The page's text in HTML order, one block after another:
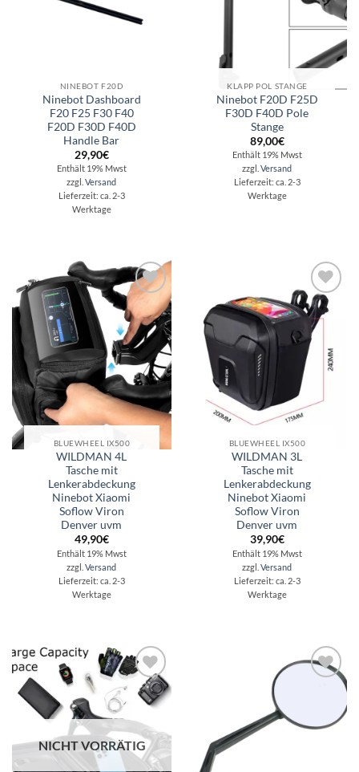
NINEBOT F20D
Ninebot Dashboard
F20 F25 F30 F40
F20D F30D F40D
Handle Bar
29,90€
Enthält 19% Mwst
zzgl.Versand
Lieferzeit: ca. 2-3
Werktage
KLAPP POL STANGE
Ninebot F20D F25D
F30D F40D Pole
Stange
89,00€
Enthält 19% Mwst
zzgl.Versand
Lieferzeit: ca. 2-3
Werktage
Auf die
Wunschliste
BLUEWHEEL IX500
WILDMAN 4L
Tasche mit
Lenkerabdeckung
Ninebot Xiaomi
Soflow Viron
Denver uvm
49,90€
Enthält 19% Mwst
zzgl.Versand
Lieferzeit: ca. 2-3
Werktage
Auf die
Wunschliste
BLUEWHEEL IX500
WILDMAN 3L
Tasche mit
Lenkerabdeckung
Ninebot Xiaomi
Soflow Viron
Denver uvm
39,90€
Enthält 19% Mwst
zzgl.Versand
Lieferzeit: ca. 2-3
Werktage
Auf die
Wunschliste
NICHT VORRÄTIG
Wunschliste